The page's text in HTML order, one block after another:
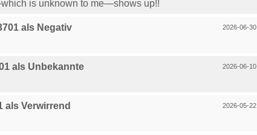
is unknown to me—shows up!!
2026-06-30
als Negativ
2026-06-10
als Unbekannte
2026-05-22
als Verwirrend